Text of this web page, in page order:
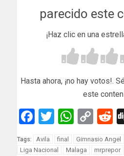
parecido este
¡Haz clic en una
Hasta ahora, ¡no hay votos!.
este
Facebook
Twitter
Link
Tags: Avila final Gimnasio Angel
Liga Nacional
Malaga mrprepor